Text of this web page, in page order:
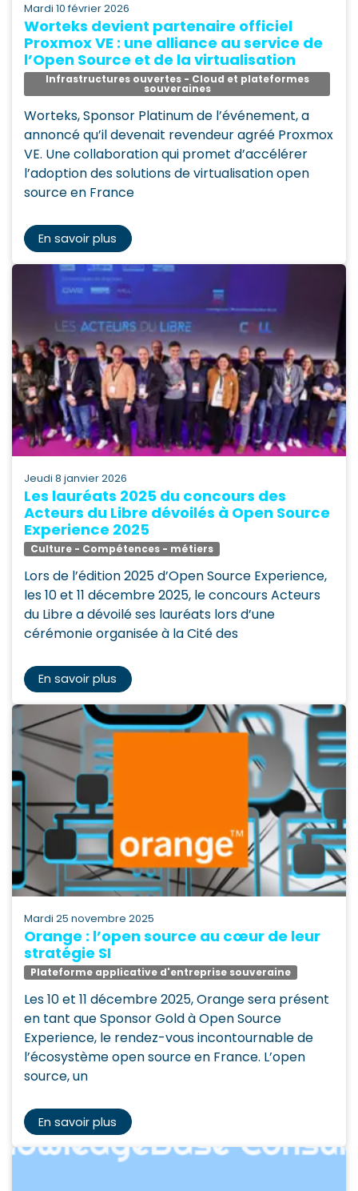
mardi 10 février 2026
Worteks devient partenaire officiel
Proxmox VE : une alliance au service de
l’Open Source et de la virtualisation
Infrastructures ouvertes - Cloud et plateformes
souveraines
Worteks, Sponsor Platinum de l’événement, a
annoncé qu’il devenait revendeur agréé Proxmox
VE. Une collaboration qui promet d’accélérer
l’adoption des solutions de virtualisation open
source en France
En savoir plus
jeudi 8 janvier 2026
Les lauréats 2025 du concours des
Acteurs du Libre dévoilés à Open Source
Experience 2025
Culture - Compétences - métiers
Lors de l’édition 2025 d’Open Source Experience,
les 10 et 11 décembre 2025, le concours Acteurs
du Libre a dévoilé ses lauréats lors d’une
cérémonie organisée à la Cité des
En savoir plus
mardi 25 novembre 2025
Orange : l’open source au cœur de leur
stratégie SI
Plateforme applicative d'entreprise souveraine
Les 10 et 11 décembre 2025, Orange sera présent
en tant que Sponsor Gold à Open Source
Experience, le rendez-vous incontournable de
l’écosystème open source en France. L’open
source, un
En savoir plus